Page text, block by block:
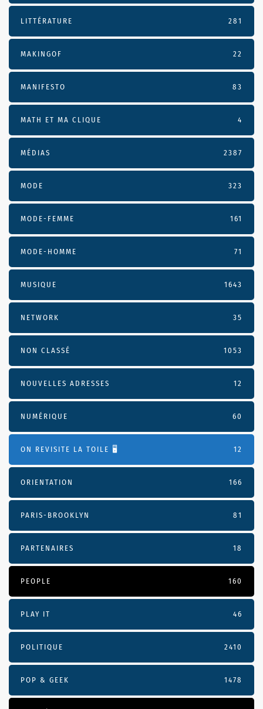
LITTÉRATURE 281
MAKINGOF 22
MANIFESTO 83
MATH ET MA CLIQUE 4
MÉDIAS 2387
MODE 323
MODE-FEMME 161
MODE-HOMME 71
MUSIQUE 1643
NETWORK 35
NON CLASSÉ 1053
NOUVELLES ADRESSES 12
NUMÉRIQUE 60
ON REVISITE LA TOILE 🖥️ 12
ORIENTATION 166
PARIS-BROOKLYN 81
PARTENAIRES 18
PEOPLE 160
PLAY IT 46
POLITIQUE 2410
POP & GEEK 1478